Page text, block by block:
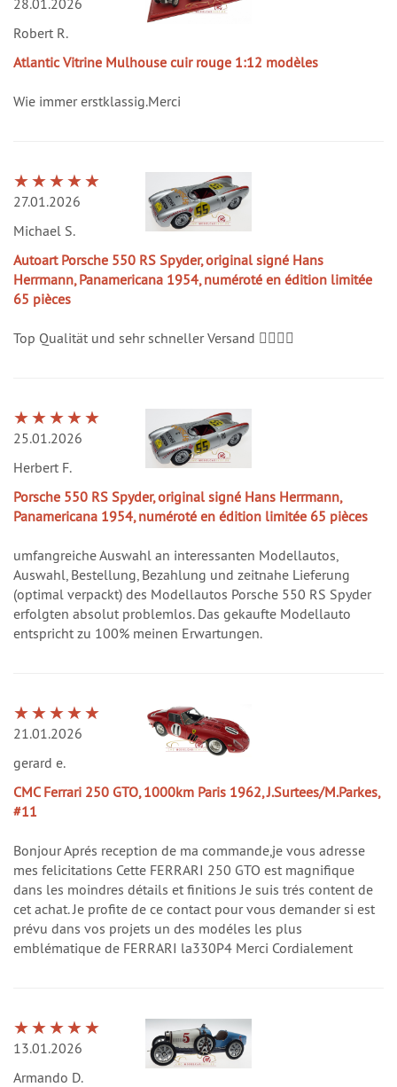
Robert R.
Atlantic Vitrine Mulhouse cuir rouge 1:12 modèles
Wie immer erstklassig.Merci
27.01.2026
Michael S.
Autoart Porsche 550 RS Spyder, original signé Hans
Herrmann, Panamericana 1954, numéroté en édition limitée
65 pièces
Top Qualität und sehr schneller Versand 👍🏻👍🏻
25.01.2026
Herbert F.
Porsche 550 RS Spyder, original signé Hans Herrmann,
Panamericana 1954, numéroté en édition limitée 65 pièces
umfangreiche Auswahl an interessanten Modellautos,
Auswahl, Bestellung, Bezahlung und zeitnahe Lieferung
(optimal verpackt) des Modellautos Porsche 550 RS Spyder
erfolgten absolut problemlos. Das gekaufte Modellauto
entspricht zu 100% meinen Erwartungen.
21.01.2026
gerard e.
CMC Ferrari 250 GTO, 1000km Paris 1962, J.Surtees/M.Parkes,
#11
Bonjour Aprés reception de ma commande,je vous adresse
mes felicitations Cette FERRARI 250 GTO est magnifique
dans les moindres détails et finitions Je suis trés content de
cet achat. Je profite de ce contact pour vous demander si est
prévu dans vos projets un des modéles les plus
emblématique de FERRARI la330P4 Merci Cordialement
13.01.2026
Armando D.